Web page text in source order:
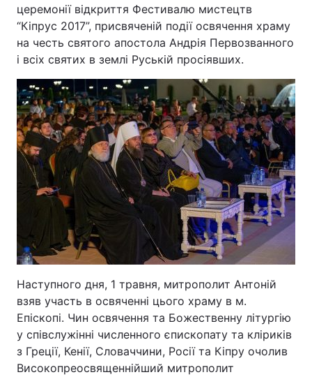
церемонії відкриття Фестивалю мистецтв
“Кіпрус 2017”, присвяченій події освячення храму
на честь святого апостола Андрія Первозванного
і всіх святих в землі Руській просіявших.
Наступного дня, 1 травня, митрополит Антоній
взяв участь в освяченні цього храму в м.
Епіскопі. Чин освячення та Божественну літургію
у співслужінні численного єпископату та кліриків
з Греції, Кенії, Словаччини, Росії та Кіпру очолив
Високопреосвященнійший митрополит